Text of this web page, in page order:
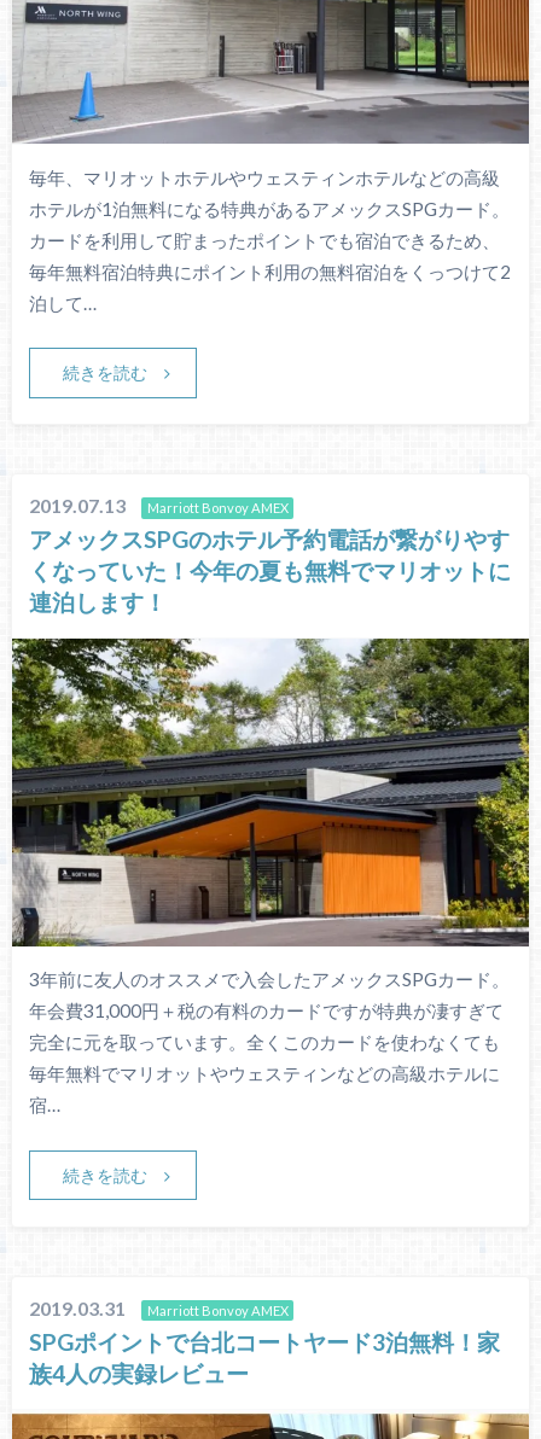
毎年、マリオットホテルやウェスティンホテルなどの高級
ホテルが1泊無料になる特典があるアメックスSPGカード。
カードを利用して貯まったポイントでも宿泊できるため、
毎年無料宿泊特典にポイント利用の無料宿泊をくっつけて2
泊して…
続きを読む
2019.07.13 Marriott Bonvoy AMEX
アメックスSPGのホテル予約電話が繋がりやす
くなっていた！今年の夏も無料でマリオットに
連泊します！
3年前に友人のオススメで入会したアメックスSPGカード。
年会費31,000円＋税の有料のカードですが特典が凄すぎて
完全に元を取っています。全くこのカードを使わなくても
毎年無料でマリオットやウェスティンなどの高級ホテルに
宿…
続きを読む
2019.03.31 Marriott Bonvoy AMEX
SPGポイントで台北コートヤード3泊無料！家
族4人の実録レビュー